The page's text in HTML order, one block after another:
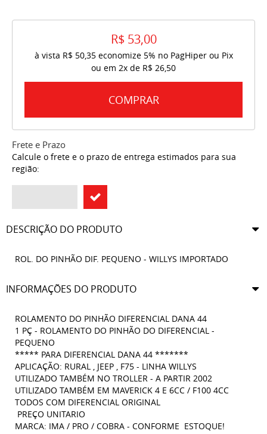
R$ 53,00
à vista R$ 50,35economize 5% no PagHiper ou Pix
ou em 2x de R$ 26,50
COMPRAR
Frete e Prazo
Calcule o frete e o prazo de entrega estimados para sua
região:
DESCRIÇÃO DO PRODUTO
ROL. DO PINHÃO DIF. PEQUENO - WILLYS IMPORTADO
INFORMAÇÕES DO PRODUTO
ROLAMENTO DO PINHÃO DIFERENCIAL DANA 44
1 PÇ - ROLAMENTO DO PINHÃO DO DIFERENCIAL -
PEQUENO
***** PARA DIFERENCIAL DANA 44 *******
APLICAÇÃO: RURAL , JEEP , F75 - LINHA WILLYS
UTILIZADO TAMBÉM NO TROLLER - A PARTIR 2002
UTILIZADO TAMBÉM EM MAVERICK 4 E 6CC / F100 4CC
TODOS COM DIFERENCIAL ORIGINAL
PREÇO UNITARIO
MARCA: IMA / PRO / COBRA - CONFORME ESTOQUE!